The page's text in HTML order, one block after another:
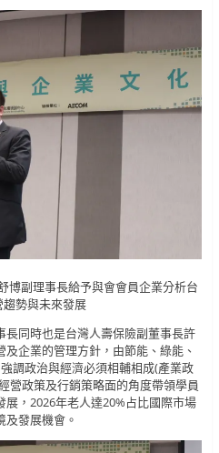
博副理事長給予與會會員企業分析台
勢與未來發展
同時也是台灣人壽保險副董事長許
企業的管理方針，由節能、綠能、
調政治與經濟必須相輔相成(產業政
營政策及行銷策略面的角度帶領學員
，2026年老人達20%占比國際市場
發展機會。